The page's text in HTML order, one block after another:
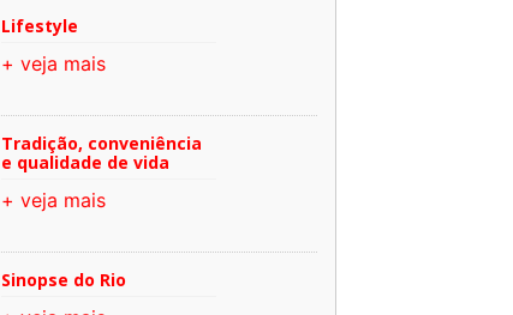
Lifestyle
+ veja mais
Tradição, conveniência
e qualidade de vida
+ veja mais
Sinopse do Rio